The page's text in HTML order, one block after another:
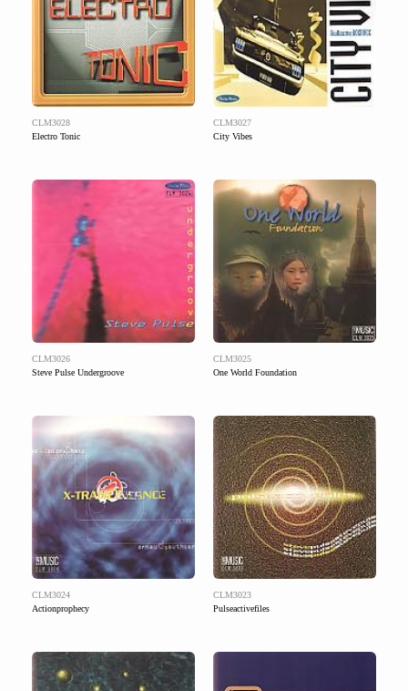
CLM3028
Electro Tonic
CLM3027
City Vibes
CLM3026
Steve Pulse Undergroove
CLM3025
One World Foundation
CLM3024
Actionprophecy
CLM3023
Pulseactivefiles